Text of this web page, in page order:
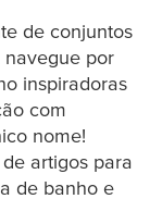
de conjuntos
navegue por
inspiradoras
com
nome!
artigos para
de banho e